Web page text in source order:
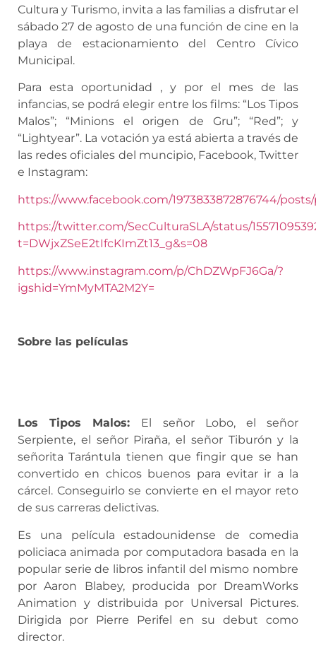
Cultura y Turismo, invita a las familias a disfrutar el
sábado 27 de agosto de una función de cine en la
playa de estacionamiento del Centro Cívico
Municipal.
Para esta oportunidad , y por el mes de las
infancias, se podrá elegir entre los films: “Los Tipos
Malos”; “Minions el origen de Gru”; “Red”; y
“Lightyear”. La votación ya está abierta a través de
las redes oficiales del muncipio, Facebook, Twitter
e Instagram:
https://www.facebook.com/1973833872876744/
https://twitter.com/SecCulturaSLA/status/
t=DWjxZSeE2tIfcKImZt13_g&s=08
https://www.instagram.com/p/ChDZWpFJ6Ga/?
igshid=YmMyMTA2M2Y=
Sobre las películas
Los Tipos Malos: El señor Lobo, el señor
Serpiente, el señor Piraña, el señor Tiburón y la
señorita Tarántula tienen que fingir que se han
convertido en chicos buenos para evitar ir a la
cárcel. Conseguirlo se convierte en el mayor reto
de sus carreras delictivas.
Es una película estadounidense de comedia
policiaca animada por computadora basada en la
popular serie de libros infantil del mismo nombre
por Aaron Blabey, producida por DreamWorks
Animation y distribuida por Universal Pictures.
Dirigida por Pierre Perifel en su debut como
director.